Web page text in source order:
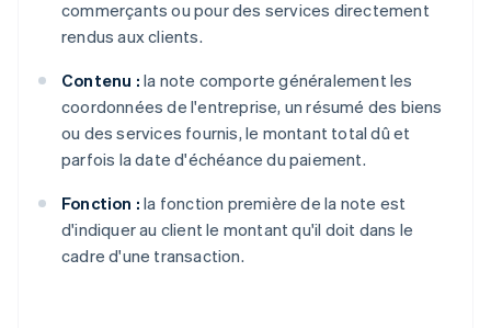
commerçants ou pour des services directement
rendus aux clients.
Contenu : la note comporte généralement les
coordonnées de l'entreprise, un résumé des biens
ou des services fournis, le montant total dû et
parfois la date d'échéance du paiement.
Fonction : la fonction première de la note est
d'indiquer au client le montant qu'il doit dans le
cadre d'une transaction.